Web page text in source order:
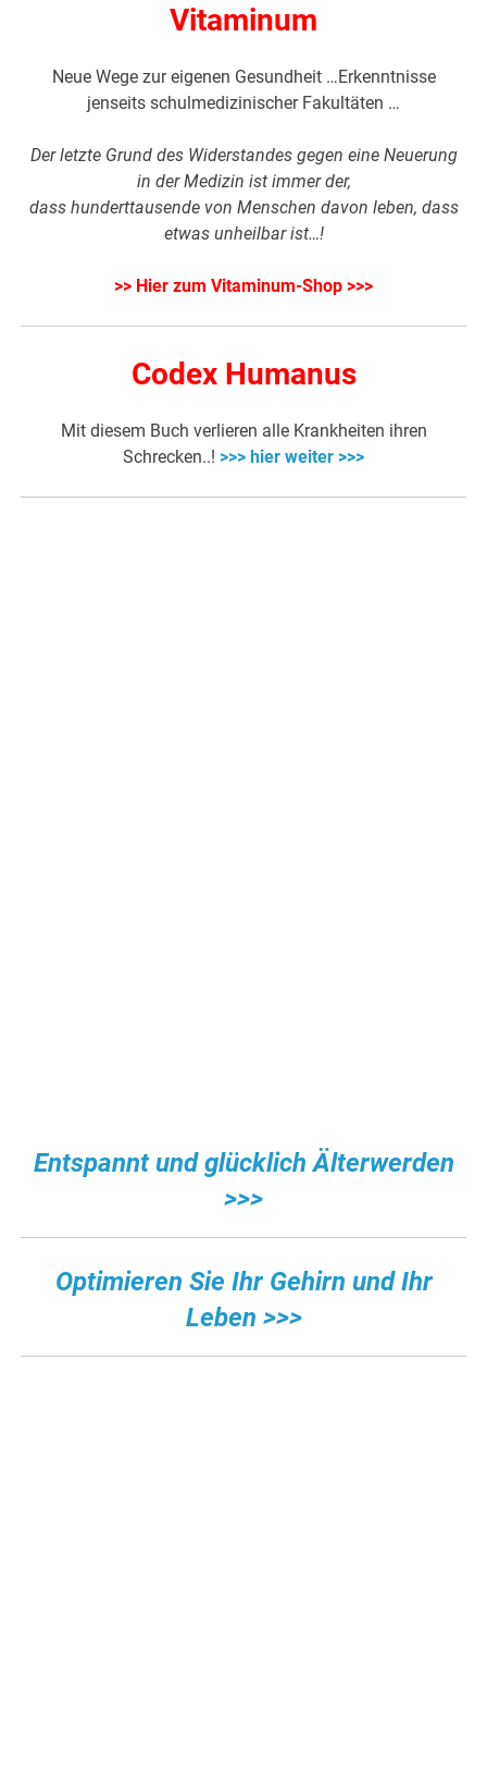
Vitaminum
Neue Wege zur eigenen Gesundheit …Erkenntnisse
jenseits schulmedizinischer Fakultäten …
Der letzte Grund des Widerstandes gegen eine Neuerung
in der Medizin ist immer der,
dass hunderttausende von Menschen davon leben, dass
etwas unheilbar ist…!
>> Hier zum Vitaminum-Shop >>>
Codex Humanus
Mit diesem Buch verlieren alle Krankheiten ihren
Schrecken..! >>> hier weiter >>>
Entspannt und glücklich Älterwerden
>>>
Optimieren Sie Ihr Gehirn und Ihr
Leben >>>